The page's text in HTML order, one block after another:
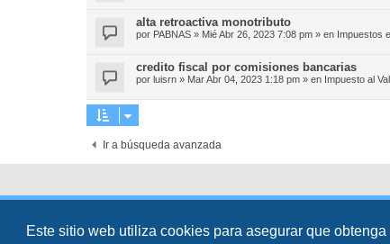
Este sitio web utiliza cookies para asegurar que
alta retroactiva monotributo
por PABNAS » Mié Abr 26, 2023 7:08 pm » en Impuestos
credito fiscal por comisiones bancarias
por luisrn » Mar Abr 04, 2023 1:18 pm » en Impuesto al
Ir a búsqueda avanzada
Director:Dr. Sztarkman- Diseñado por ©Abogados Argentinos2025